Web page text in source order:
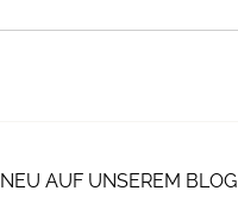
NEU AUF UNSEREM BLOG